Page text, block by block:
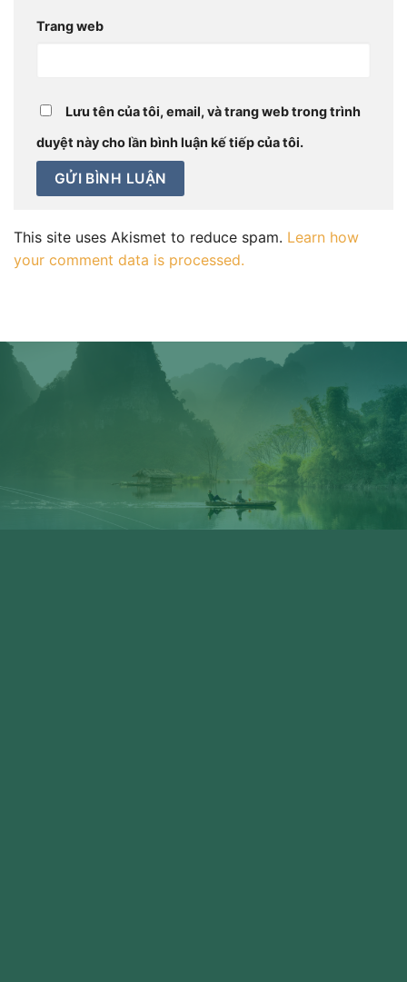
Trang web
Lưu tên của tôi, email, và trang web trong trình
duyệt này cho lần bình luận kế tiếp của tôi.
This site uses Akismet to reduce spam. Learn how
your comment data is processed.